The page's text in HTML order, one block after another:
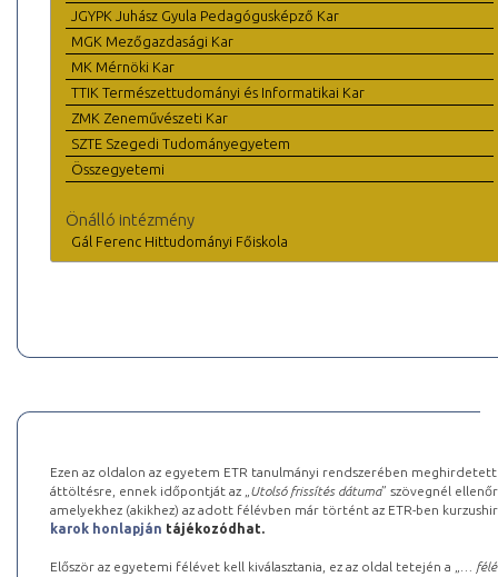
JGYPK Juhász Gyula Pedagógusképző Kar
MGK Mezőgazdasági Kar
MK Mérnöki Kar
TTIK Természettudományi és Informatikai Kar
ZMK Zeneművészeti Kar
SZTE Szegedi Tudományegyetem
Összegyetemi
Önálló intézmény
Gál Ferenc Hittudományi Főiskola
Ezen az oldalon az egyetem ETR tanulmányi rendszerében
áttöltésre, ennek időpontját az „ Utolsó frissítés dátuma” szövegnél
amelyekhez (akikhez) az adott félévben már történt az ETR-ben
karok honlapján tájékozódhat.
Először az egyetemi félévet kell kiválasztania, ez az oldal tetején a „
…